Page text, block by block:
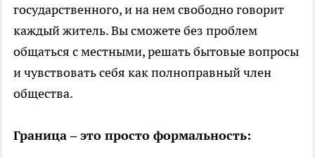
государственного, и на нем свободно говорит
каждый житель. Вы сможете без проблем
общаться с местными, решать бытовые вопросы
и чувствовать себя как полноправный член
общества.
Граница – это просто формальность: